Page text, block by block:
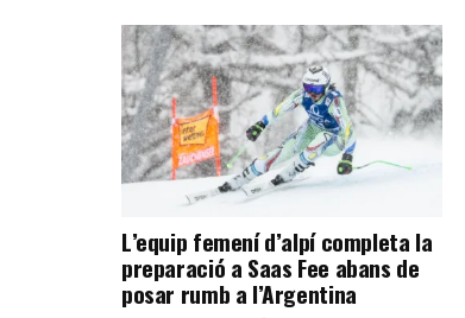
L’equip femení d’alpí completa la
preparació a Saas Fee abans de
posar rumb a l’Argentina